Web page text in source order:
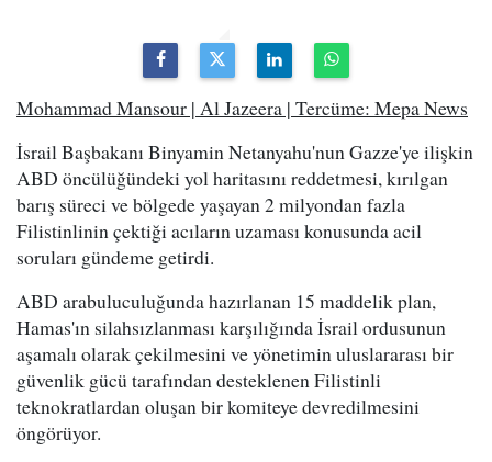
Mohammad Mansour | Al Jazeera | Tercüme: Mepa News
İsrail Başbakanı Binyamin Netanyahu'nun Gazze'ye ilişkin
ABD öncülüğündeki yol haritasını reddetmesi, kırılgan
barış süreci ve bölgede yaşayan 2 milyondan fazla
Filistinlinin çektiği acıların uzaması konusunda acil
soruları gündeme getirdi.
ABD arabuluculuğunda hazırlanan 15 maddelik plan,
Hamas'ın silahsızlanması karşılığında İsrail ordusunun
aşamalı olarak çekilmesini ve yönetimin uluslararası bir
güvenlik gücü tarafından desteklenen Filistinli
teknokratlardan oluşan bir komiteye devredilmesini
öngörüyor.